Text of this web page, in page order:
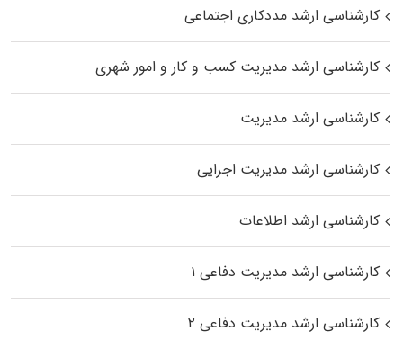
کارشناسی ارشد مددکاری اجتماعی
کارشناسی ارشد مدیریت کسب و کار و امور شهری
کارشناسی ارشد مدیریت
کارشناسی ارشد مدیریت اجرایی
کارشناسی ارشد اطلاعات
کارشناسی ارشد مدیریت دفاعی ۱
کارشناسی ارشد مدیریت دفاعی ۲